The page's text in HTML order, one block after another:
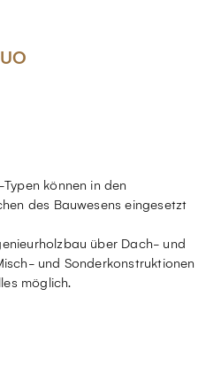
können in den
des Bauwesens eingesetzt
über Dach- und
und Sonderkonstruktionen
möglich.